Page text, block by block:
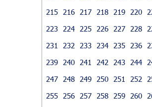
215
216 217 218 219 220
223
224 225 226 227 228
231
232 233 234 235 236
239
240 241 242 243 244
247
248 249 250 251 252
255
256 257 258 259 260